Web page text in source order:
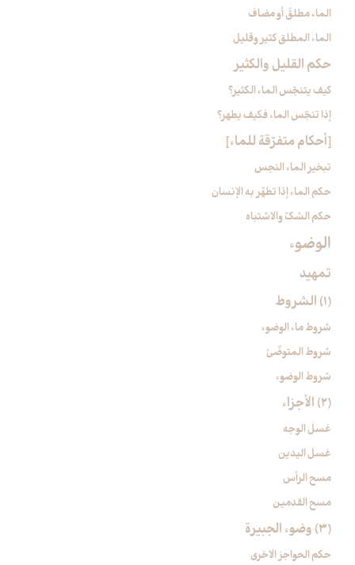
الماء مطلقٌ أو مضاف
الماء المطلق كثير وقليل
حكم القليل والكثير
كيف يتنجّس الماء الكثير؟
إذا تنجّس الماء فكيف يطهر؟
[أحكام متفرّقة للماء]
تبخير الماء النجس
حكم الماء إذا تطهّر به الإنسان
حكم الشكّ والاشتباه
الوضوء
تمهيد
(1) الشروط
شروط ماء الوضوء
شروط المتوضّئ
شروط الوضوء
(2) الأجزاء
غسل الوجه
غسل اليدين
مسح الرأس
مسح القدمين
(3) وضوء الجبيرة
حكم الحواجز الاخرى